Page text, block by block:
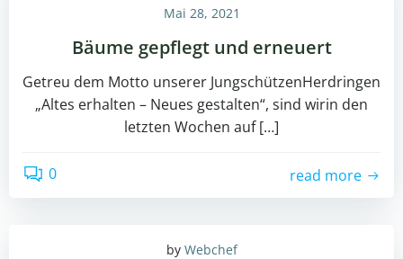
Mai 28, 2021
Bäume gepflegt und erneuert
Getreu dem Motto unserer JungschützenHerdringen
„Altes erhalten – Neues gestalten“, sind wirin den
letzten Wochen auf […]
0 read more
by Webchef